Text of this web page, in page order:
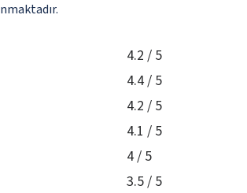
4.2 / 5
4.4/ 5
4.2 / 5
4.1 / 5
4/ 5
3.5/ 5